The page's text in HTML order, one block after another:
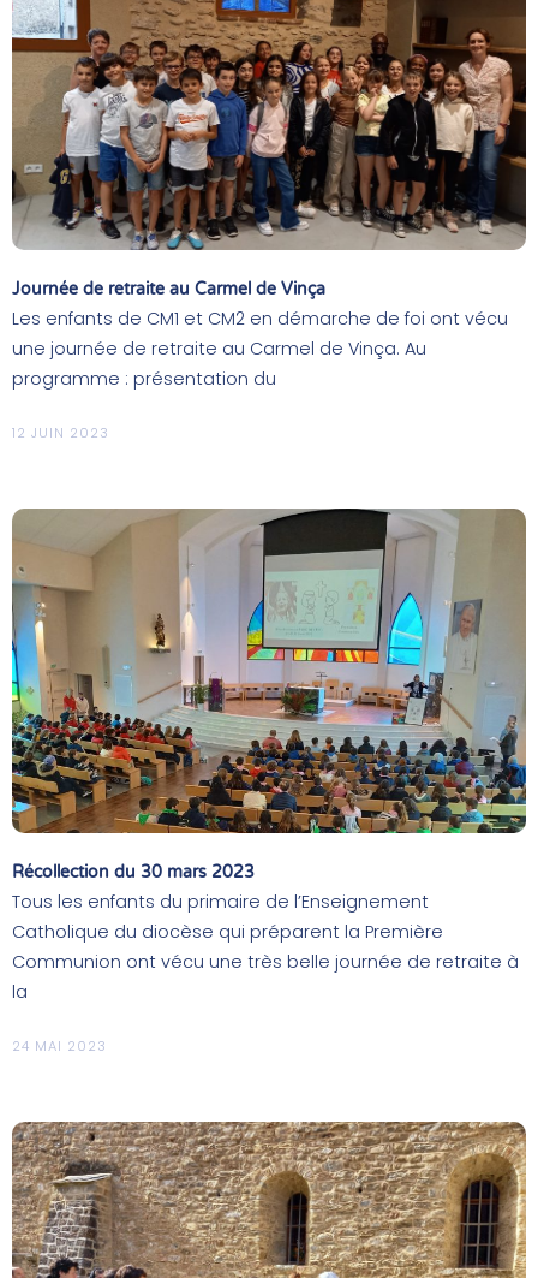
Journée de retraite au Carmel de Vinça
Les enfants de CM1 et CM2 en démarche de foi ont vécu
une journée de retraite au Carmel de Vinça. Au
programme : présentation du
12 JUIN 2023
Récollection du 30 mars 2023
Tous les enfants du primaire de l’Enseignement
Catholique du diocèse qui préparent la Première
Communion ont vécu une très belle journée de retraite à
la
24 MAI 2023